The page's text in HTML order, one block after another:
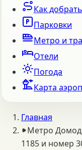
Как
Парковки
Метро и
Отели
Погода
Карта
Главная
Метро
1185 и номер